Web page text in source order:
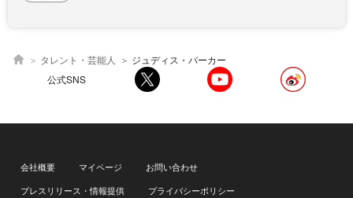
タレント・芸能人
ジュディス・パーカー
公式SNS
会社概要 マイページ
お問い合わせ
プレスリリース・情報提供
プライバシーポリシー